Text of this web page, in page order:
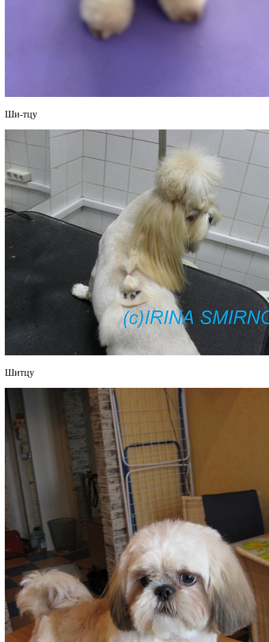
Ши-тцу
Шитцу